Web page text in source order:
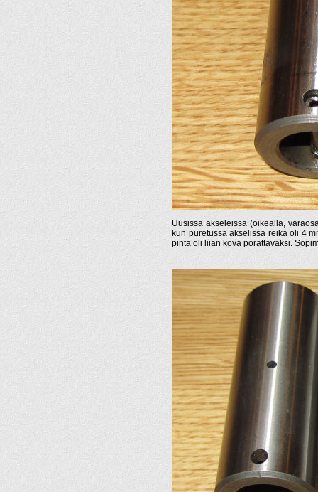
Uusissa akseleissa (oikealla,
kun puretussa akselissa reikä oli 4
pinta oli liian kova porattavaksi.